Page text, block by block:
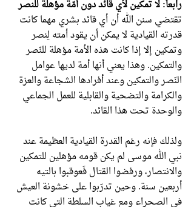
رابعاً: لا تمكين لأي قائد دون أمّة مؤهلة للنصر
تقتضي سنن الله أن أي قائد بشري مهما كانت
قدرته القيادية لا يمكن أن يقود أمته لِنصر
وتمكين إلا إذا كانت هذه الأمة مؤهلة للنّصر
والتمكين. وهذا يعني أنها أمة لديها عوامل
النّصر والتمكين وعند أفرادها الشجاعة والعزة
والكرامة والتضحية والقابلية للعمل الجماعي
والوحدة تحت هذا القائد.
ولذلك فإنه رغم القدرة القيادية العظيمة عند
نبي الله موسى لم يكن قومه مؤهلين للتمكين
والانتصار، ورفضوا القتال فَعوقبوا بالتيه
أربعين سنة. وحين تدرّبوا على خشونة العيش
في الصحراء ومع غياب السلطة التي كانت